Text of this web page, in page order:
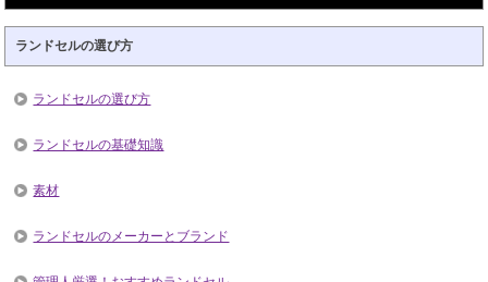
ランドセルの選び方
ランドセルの選び方
ランドセルの基礎知識
素材
ランドセルのメーカーとブランド